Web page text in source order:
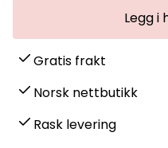
Gratis frakt
Norsk nettbutikk
Rask levering